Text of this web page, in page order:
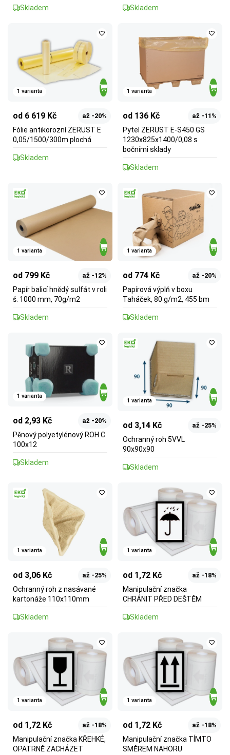
Skladem Skladem
1 varianta
od 6 619 Kč až -20%
Fólie antikorozní ZERUST E
0,05/1500/300m plochá
Skladem
1 varianta
od 136 Kč až -11%
Pytel ZERUST E-S450 GS
1230x825x1400/0,08 s
bočními sklady
Skladem
1 varianta
od 799 Kč až -12%
Papír balicí hnědý sulfát v roli
š. 1000 mm, 70g/m2
Skladem
1 varianta
od 774 Kč až -20%
Papírová výplň v boxu
Taháček, 80 g/m2, 455 bm
Skladem
1 varianta
od 2,93 Kč až -20%
Pěnový polyetylénový ROH C
100x12
Skladem
1 varianta
od 3,14 Kč až -25%
Ochranný roh 5VVL
90x90x90
Skladem
1 varianta
od 3,06 Kč až -25%
Ochranný roh z nasávané
kartonáže 110x110mm
Skladem
1 varianta
od 1,72 Kč až -18%
Manipulační značka
CHRÁNIT PŘED DEŠTĚM
Skladem
1 varianta
od 1,72 Kč až -18%
Manipulační značka KŘEHKÉ,
OPATRNĚ ZACHÁZET
1 varianta
od 1,72 Kč až -18%
Manipulační značka TÍMTO
SMĚREM NAHORU